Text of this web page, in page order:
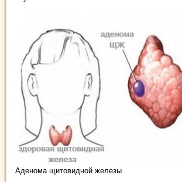
Аденома щитовидной железы